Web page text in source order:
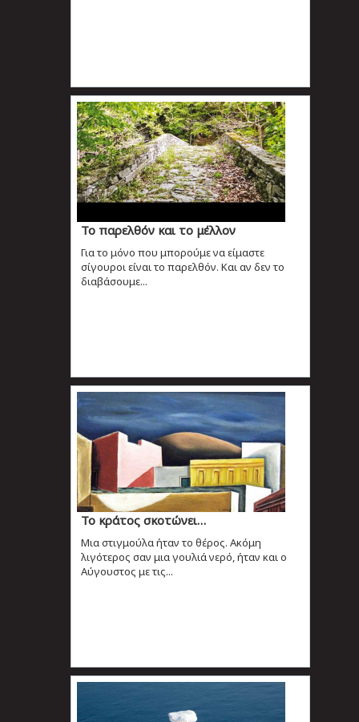
Το παρελθόν και το μέλλον
Για το μόνο που μπορούμε να είμαστε
σίγουροι είναι το παρελθόν. Και αν δεν το
διαβάσουμε...
Το κράτος σκοτώνει…
Μια στιγμούλα ήταν το θέρος. Ακόμη
λιγότερος σαν μια γουλιά νερό, ήταν και ο
Αύγουστος με τις...